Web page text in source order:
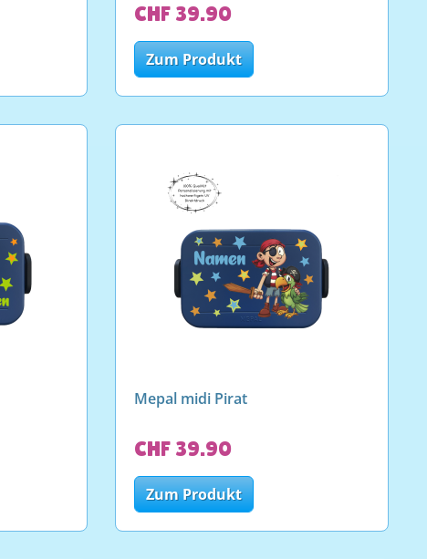
CHF 39.90
Zum Produkt
Mepal midi Pirat
CHF 39.90
Zum Produkt